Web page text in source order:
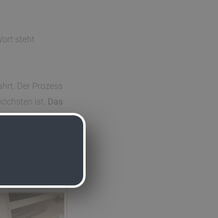
steht
Der Prozess
ist. Das
und damit
Zutaten für